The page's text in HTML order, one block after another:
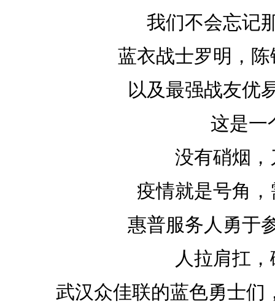
我们不会忘记
蓝衣战士罗明，
以及最强战友优
这是一
没有硝烟
疫情就是号角
惠普服务人勇于
人拉肩扛
武汉众佳联的蓝色勇士